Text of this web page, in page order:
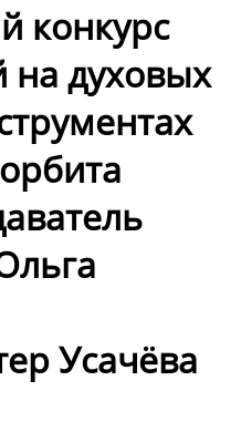
конкурс
на духовых
Усачёва